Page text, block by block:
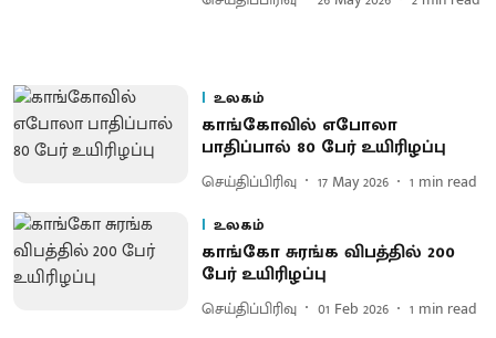
உலகம்
காங்கோவில் எபோலா
பாதிப்பால் 80 பேர் உயிரிழப்பு
செய்திப்பிரிவு 17 May 2026 1 min read
உலகம்
காங்கோ சுரங்க விபத்தில் 200
பேர் உயிரிழப்பு
செய்திப்பிரிவு 01 Feb 2026 1 min read